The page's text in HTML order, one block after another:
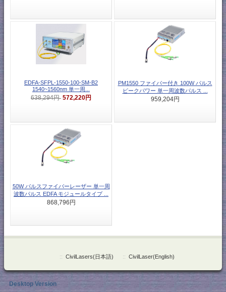
EDFA-SFPL-1550-100-SM-B2
1540~1560nm 単一周...
638,294円 572,220円
PM1550 ファイバー付き 100W パルス
ピークパワー 単一周波数パルス ...
959,204円
50W パルスファイバーレーザー 単一周
波数パルス EDFA モジュールタイプ ...
868,796円
:: CivilLasers(日本語) :: CivilLaser(English)
Desktop Version